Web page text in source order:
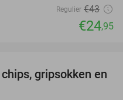
Regulier €43
€24,95
38%
gripsokken en